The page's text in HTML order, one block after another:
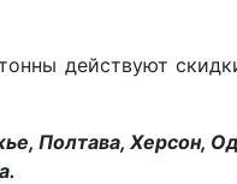
действуют
Полтава, Херсон,